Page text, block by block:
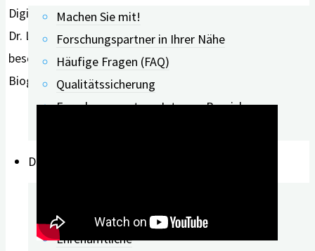
Machen Sie mit!
Forschungspartner in Ihrer Nähe
Häufige Fragen (FAQ)
Qualitätssicherung
Forschungspartner: Interner Bereich
Digitale Angebote
Pflegende Angehörige
Ehrenamtliche
Digitalisierung in der Logopädie. Im Webinar gibt Prof.
Dr. Lauer einen Einblick in das Projekt ‚BaSeTaLK‘ und
beschreibt den digitalen Lösungsansatz der
Biographiearbeit.